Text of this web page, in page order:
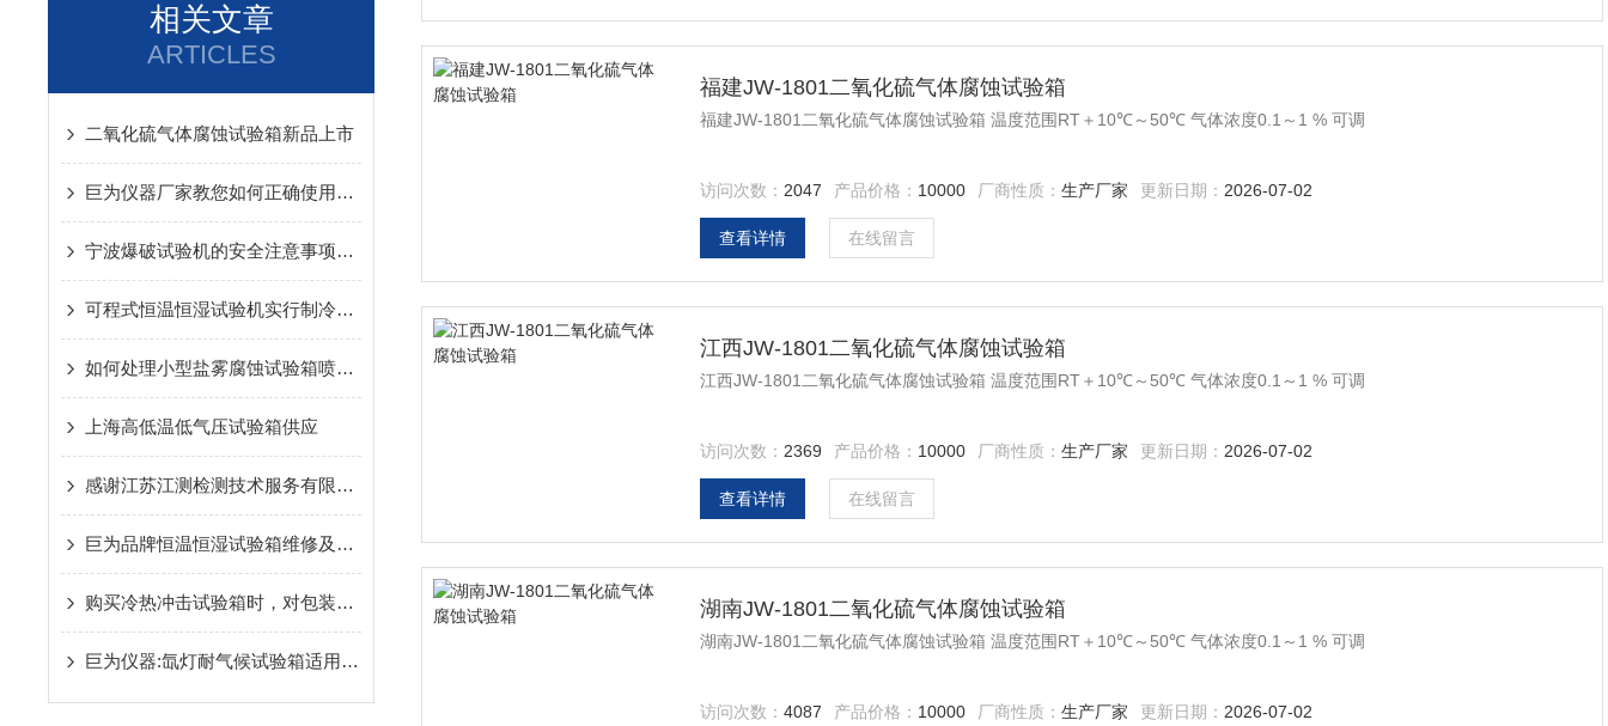
相关文章
ARTICLES
二氧化硫气体腐蚀试验箱新品上市
巨为仪器厂家教您如何正确使用和操作环境试验设备
宁波爆破试验机的安全注意事项与日常维护保养攻略
可程式恒温恒湿试验机实行制冷循环的技术方法
如何处理小型盐雾腐蚀试验箱喷嘴阻塞无法喷雾
上海高低温低气压试验箱供应
感谢江苏江测检测技术服务有限公司与巨为仪器牵手合作
巨为品牌恒温恒湿试验箱维修及保养（必读）
购买冷热冲击试验箱时，对包装的要求
巨为仪器:氙灯耐气候试验箱适用范围
福建JW-1801二氧化硫气体腐蚀试验箱
福建JW-1801二氧化硫气体腐蚀试验箱 温度范围RT＋10℃～50℃ 气体浓度0.1～1 % 可调
访问次数： 2047 产品价格： 10000 厂商性质： 生产厂家 更新日期： 2026-07-02
查看详情 在线留言
江西JW-1801二氧化硫气体腐蚀试验箱
江西JW-1801二氧化硫气体腐蚀试验箱 温度范围RT＋10℃～50℃ 气体浓度0.1～1 % 可调
访问次数： 2369 产品价格： 10000 厂商性质： 生产厂家 更新日期： 2026-07-02
查看详情 在线留言
湖南JW-1801二氧化硫气体腐蚀试验箱
湖南JW-1801二氧化硫气体腐蚀试验箱 温度范围RT＋10℃～50℃ 气体浓度0.1～1 % 可调
访问次数： 4087 产品价格： 10000 厂商性质： 生产厂家 更新日期： 2026-07-02